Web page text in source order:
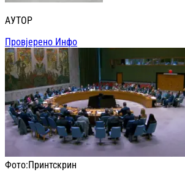
АУТОР
Провјерено Инфо
Фото:Принтскрин